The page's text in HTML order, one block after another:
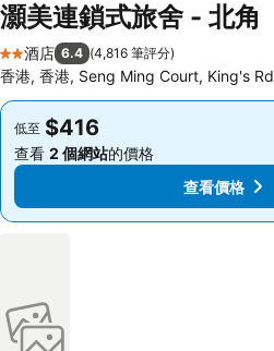
灝美連鎖式旅舍 - 北角
2 星級
酒店 6.4 (4,816 筆評分)
香港, 香港, Seng Ming Court, King's Rd
低至 $416
查看 2 個網站的價格
查看價格
低至 $416
查看 2 個網站的價格
查看價格